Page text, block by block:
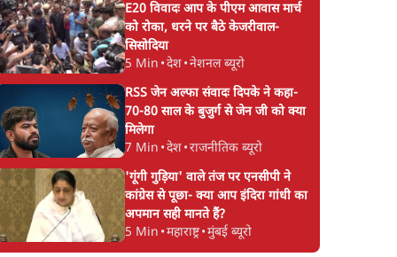
E20 विवादः आप के पीएम आवास मार्च
को रोका, धरने पर बैठे केजरीवाल-
सिसोदिया
5 Min •देश•नेशनल ब्यूरो
RSS जेन अल्फा संवादः दिपके ने कहा-
70-80 साल के बुजुर्ग से जेन जी को क्या
मिलेगा
7 Min •देश•राजनीतिक ब्यूरो
'गूंगी गुड़िया' वाले तंज पर एनसीपी ने
कांग्रेस से पूछा- क्या आप इंदिरा गांधी का
अपमान सही मानते हैं?
5 Min •महाराष्ट्र•मुंबई ब्यूरो